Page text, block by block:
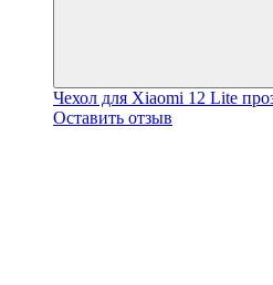
Чехол для Xiaomi 12 Lite
Оставить отзыв